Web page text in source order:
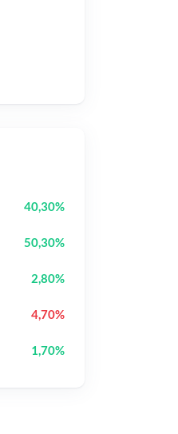
40,30%
50,30%
2,80%
4,70%
1,70%